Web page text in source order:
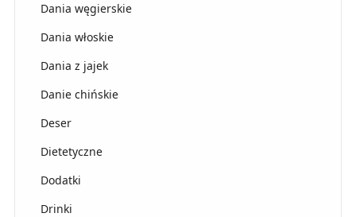
Dania węgierskie
Dania włoskie
Dania z jajek
Danie chińskie
Deser
Dietetyczne
Dodatki
Drinki